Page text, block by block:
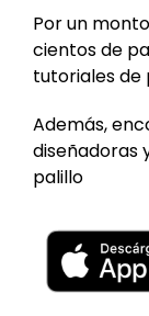
Por un
cientos de
tutoriales de
Además,
diseñadoras
palillo